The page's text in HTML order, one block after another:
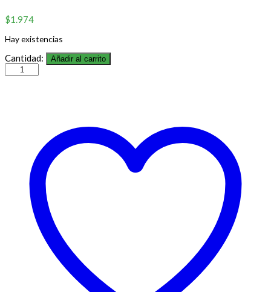
$1.974
Hay existencias
Cantidad: Añadir al carrito